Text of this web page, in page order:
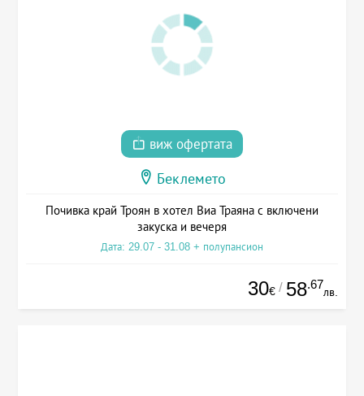
виж офертата
Беклемето
Почивка край Троян в хотел Виа Траяна с включени
закуска и вечеря
Дата: 29.07 - 31.08 + полупансион
30€ / 58.67
лв.